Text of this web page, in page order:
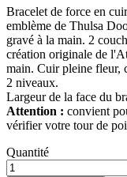
Bracelet de force en
emblème de Thulsa
gravé à la main. 2
création originale de
main. Cuir pleine fleur,
2 niveaux.
Largeur de la face du
Attention : convient
vérifier votre tour de
Quantité